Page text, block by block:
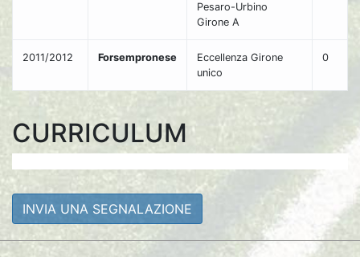
Pesaro-Urbino
Girone A
2011/2012 Forsempronese
Eccellenza Girone
unico
0
CURRICULUM
INVIA UNA SEGNALAZIONE